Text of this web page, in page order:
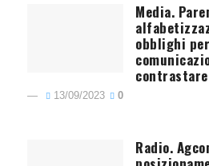
Media.
obblighi
13/09/2023 0
Radio.